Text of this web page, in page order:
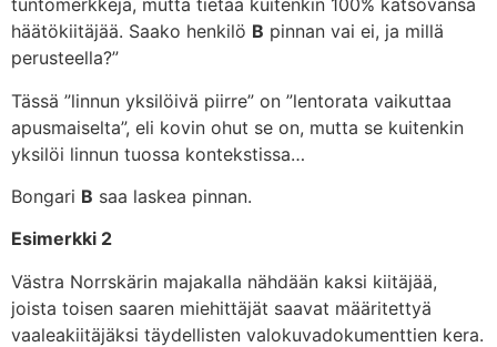
tuntomerkkejä, mutta tietää kuitenkin 100% katsovansa
häätökiitäjää. Saako henkilö B pinnan vai ei, ja millä
perusteella?”
Tässä ”linnun yksilöivä piirre” on ”lentorata vaikuttaa
apusmaiselta”, eli kovin ohut se on, mutta se kuitenkin
yksilöi linnun tuossa kontekstissa…
Bongari B saa laskea pinnan.
Esimerkki 2
Västra Norrskärin majakalla nähdään kaksi kiitäjää,
joista toisen saaren miehittäjät saavat määritettyä
vaaleakiitäjäksi täydellisten valokuvadokumenttien kera.